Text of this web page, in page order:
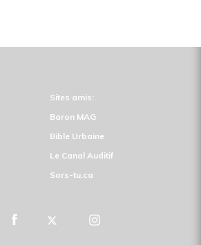
Sites amis:
Baron MAG
Bible Urbaine
Le Canal Auditif
Sors-tu.ca